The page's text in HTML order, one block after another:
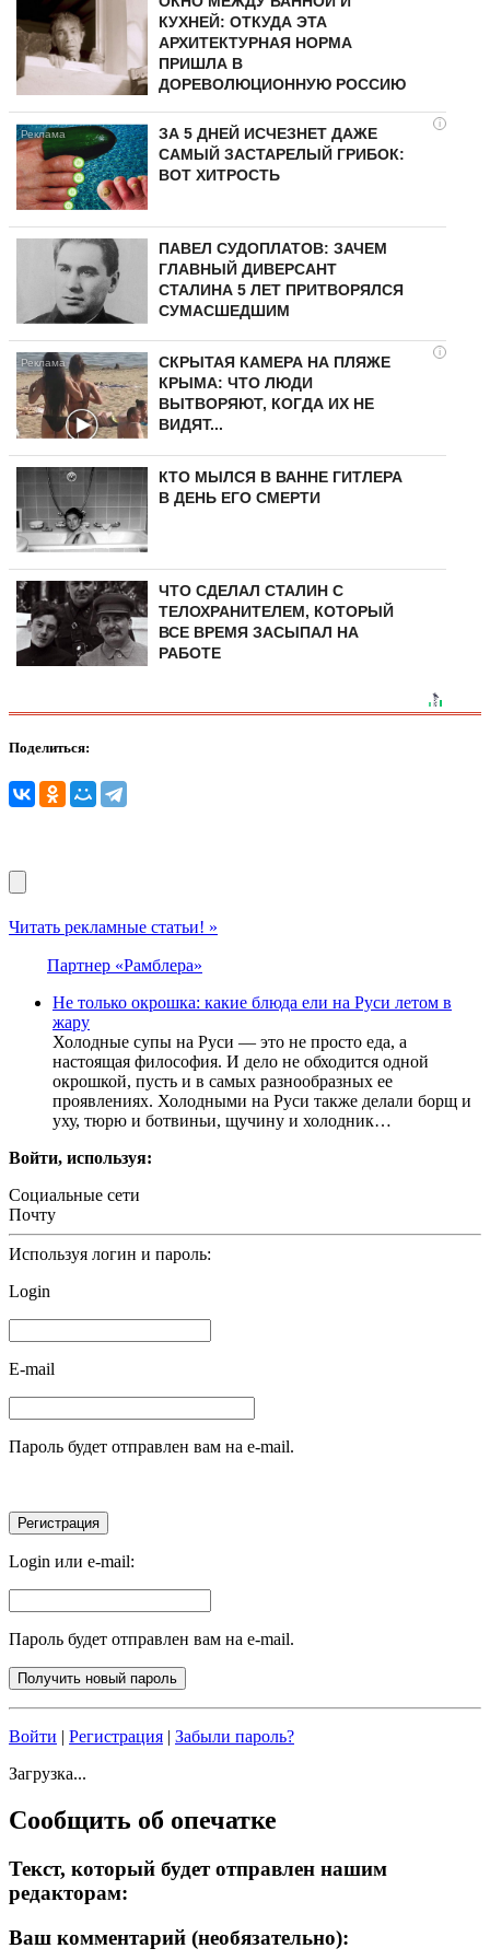
КУХНЕЙ: ОТКУДА ЭТА
АРХИТЕКТУРНАЯ НОРМА
ПРИШЛА В
ДОРЕВОЛЮЦИОННУЮ РОССИЮ
i
ЗА 5 ДНЕЙ ИСЧЕЗНЕТ ДАЖЕ
САМЫЙ ЗАСТАРЕЛЫЙ ГРИБОК:
ВОТ ХИТРОСТЬ
ПАВЕЛ СУДОПЛАТОВ: ЗАЧЕМ
ГЛАВНЫЙ ДИВЕРСАНТ
СТАЛИНА 5 ЛЕТ ПРИТВОРЯЛСЯ
СУМАСШЕДШИМ
i
СКРЫТАЯ КАМЕРА НА ПЛЯЖЕ
КРЫМА: ЧТО ЛЮДИ
ВЫТВОРЯЮТ, КОГДА ИХ НЕ
ВИДЯТ...
КТО МЫЛСЯ В ВАННЕ ГИТЛЕРА
В ДЕНЬ ЕГО СМЕРТИ
ЧТО СДЕЛАЛ СТАЛИН С
ТЕЛОХРАНИТЕЛЕМ, КОТОРЫЙ
ВСЕ ВРЕМЯ ЗАСЫПАЛ НА
РАБОТЕ
Поделиться:
Читать рекламные статьи! »
Партнер «Рамблера»
Не только окрошка: какие блюда ели на Руси летом в
жару
Холодные супы на Руси — это не просто еда, а
настоящая философия. И дело не обходится одной
окрошкой, пусть и в самых разнообразных ее
проявлениях. Холодными на Руси также делали борщ и
уху, тюрю и ботвиньи, щучину и холодник…
Войти, используя:
Социальные сети
Почту
Используя логин и пароль:
Login
E-mail
Пароль будет отправлен вам на e-mail.
Login или e-mail:
Пароль будет отправлен вам на e-mail.
Войти | Регистрация | Забыли пароль?
Загрузка...
Сообщить об опечатке
Текст, который будет отправлен нашим
редакторам:
Ваш комментарий (необязательно):